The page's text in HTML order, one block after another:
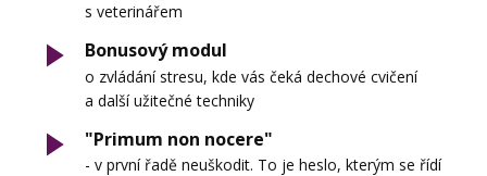
s veterinářem
Bonusový modul
o zvládání stresu, kde vás čeká dechové cvičení
a další užitečné techniky
"Primum non nocere"
- v první řadě neuškodit. To je heslo, kterým se řídí